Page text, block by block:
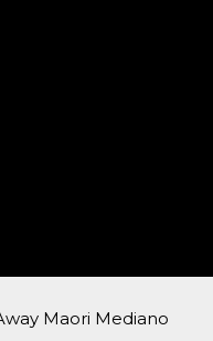
Maori Mediano